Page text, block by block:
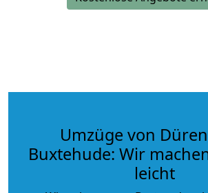
Umzüge von
Buxtehude: Wir
leicht